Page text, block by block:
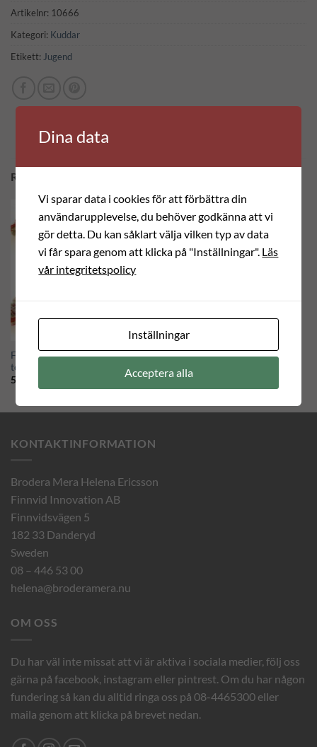
join
waitlist
for
Artikelnr: 10666
Kategori: Kuddar
Etikett: Jugend
RELATERADE PRODUKTER
Fyrkantig rölakanskudde med
tofsar
575.00
Jämtländsk kudde från Brunflo
945.00
KONTAKTINFORMATION
Brodera Mera Helena Ericsson
Finnvid Innovation AB
Finnvidsvägen 5
182 33 Danderyd
Sweden
08 – 446 53 00
helena@broderamera.nu
OM OSS
Du har väl inte missat att vi är aktiva i sociala medier, följ oss
gärna på facebook, instagram eller pintrest. Om du har någon
fundering så kan du alltid ringa oss på 08-4465300 eller
maila genom att klicka på brevet nedan.
Dina data
Vi sparar data i cookies för att förbättra din
användarupplevelse, du behöver godkänna att vi
gör detta. Du kan såklart välja vilken typ av data
vi får spara genom att klicka på "Inställningar". Läs
vår integritetspolicy
Inställningar
Acceptera alla